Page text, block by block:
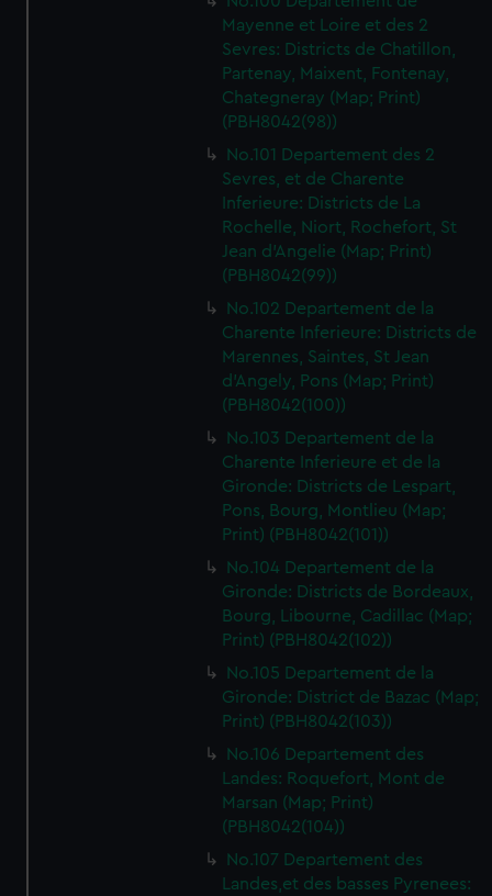
Mayenne et Loire et des 2
Sevres: Districts de Chatillon,
Partenay, Maixent, Fontenay,
Chategneray (Map; Print)
(PBH8042(98))
No.101 Departement des 2
Sevres, et de Charente
Inferieure: Districts de La
Rochelle, Niort, Rochefort, St
Jean d'Angelie (Map; Print)
(PBH8042(99))
No.102 Departement de la
Charente Inferieure: Districts de
Marennes, Saintes, St Jean
d'Angely, Pons (Map; Print)
(PBH8042(100))
No.103 Departement de la
Charente Inferieure et de la
Gironde: Districts de Lespart,
Pons, Bourg, Montlieu (Map;
Print) (PBH8042(101))
No.104 Departement de la
Gironde: Districts de Bordeaux,
Bourg, Libourne, Cadillac (Map;
Print) (PBH8042(102))
No.105 Departement de la
Gironde: District de Bazac (Map;
Print) (PBH8042(103))
No.106 Departement des
Landes: Roquefort, Mont de
Marsan (Map; Print)
(PBH8042(104))
No.107 Departement des
Landes,et des basses Pyrenees: